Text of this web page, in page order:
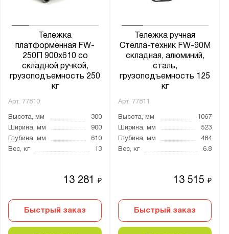
Тележка
платформенная FW-
250П 900х610 со
складной ручкой,
грузоподъемность 250
кг
Арт. 77810
Высота, мм
300
Ширина, мм
900
Глубина, мм
610
Вес, кг
13
13 281₽
Быстрый заказ
Тележка ручная
Стелла-техник FW-90M
складная, алюминий,
сталь,
грузоподъемность 125
кг
Арт. 77811
Высота, мм
1067
Ширина, мм
523
Глубина, мм
484
Вес, кг
6.8
13 515₽
Быстрый заказ